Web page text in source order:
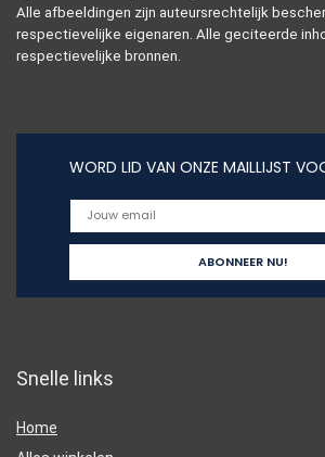
Alle afbeeldingen zijn auteursrechtelijk
respectievelijke eigenaren. Alle geciteerde
respectievelijke bronnen.
WORD LID VAN ONZE MAILLIJST
Snelle links
Home